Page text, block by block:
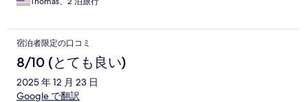
宿泊者限定の口コミ
8/10 (とても良い)
2025 年 12 月 23 日
Google で翻訳